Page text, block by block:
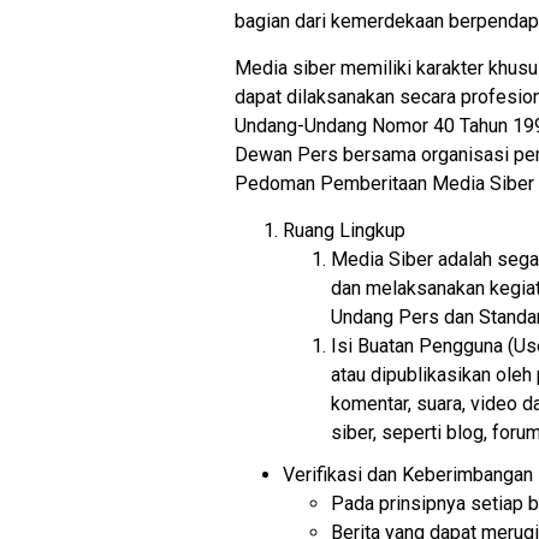
bagian dari kemerdekaan
Media siber memiliki karakter
dapat dilaksanakan secara
Undang-Undang Nomor 40 Tahun
Dewan Pers bersama organisasi
Pedoman Pemberitaan Media
Ruang Lingkup
Media Siber adalah
dan melaksanakan
Undang Pers dan
Isi Buatan Pengguna
atau dipublikasikan oleh
komentar, suara, video
siber, seperti blog,
Verifikasi dan Keberimbangan
Pada prinsipnya setiap
Berita yang dapat